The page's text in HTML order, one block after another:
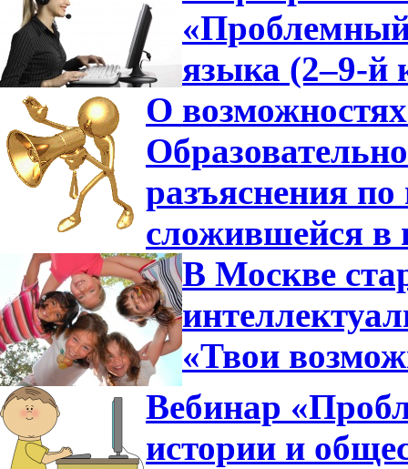
«Проблемный
языка (2–9-й
О
разъяснения по
сложившейся в
В Москве
«Твои
Вебинар
истории и